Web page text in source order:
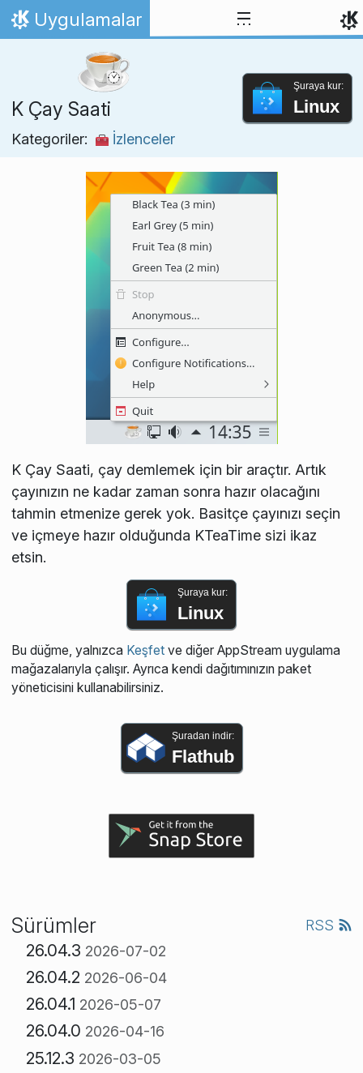
İçeriğe atla
Ana Sayfa
Uygulamalar
K Çay Saati
Kategoriler: İzlenceler
Şuraya kur:
Linux
K Çay Saati, çay demlemek için bir araçtır. Artık
çayınızın ne kadar zaman sonra hazır olacağını
tahmin etmenize gerek yok. Basitçe çayınızı seçin
ve içmeye hazır olduğunda KTeaTime sizi ikaz
etsin.
Şuraya kur:
Linux
Bu düğme, yalnızca Keşfetve diğer AppStream uygulama
mağazalarıyla çalışır. Ayrıca kendi dağıtımınızın paket
yöneticisini kullanabilirsiniz.
Şuradan indir:
Flathub
Sürümler RSS
26.04.3 2026-07-02
26.04.2 2026-06-04
26.04.1 2026-05-07
26.04.0 2026-04-16
25.12.3 2026-03-05